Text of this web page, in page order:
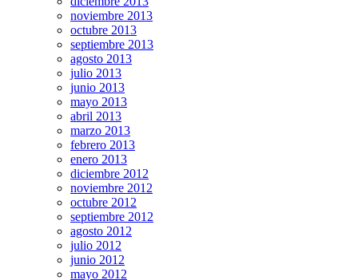
noviembre 2013
octubre 2013
septiembre 2013
agosto 2013
julio 2013
junio 2013
mayo 2013
abril 2013
marzo 2013
febrero 2013
enero 2013
diciembre 2012
noviembre 2012
octubre 2012
septiembre 2012
agosto 2012
julio 2012
junio 2012
mayo 2012